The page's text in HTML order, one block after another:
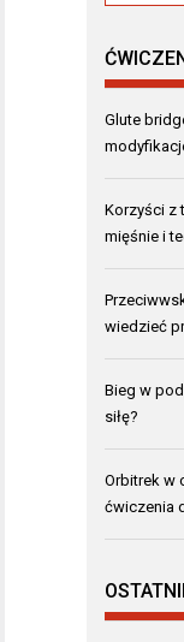
Glute
Korzyści z
mięśnie i
wiedzieć
Bieg w
siłę?
Orbitrek w
ćwiczenia